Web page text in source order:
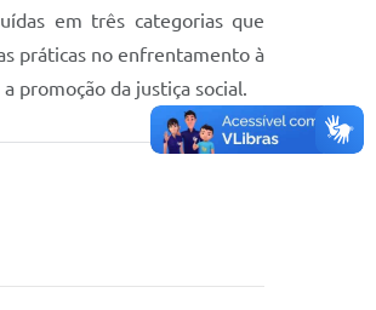
em três categorias que
práticas no enfrentamento à
promoção da justiça social.